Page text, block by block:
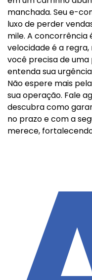
manchada. Seu e-
luxo de perder
mile. A concorrência
velocidade é a regra,
você precisa de
entenda sua
Não espere mais
sua operação. Fale
descubra como
no prazo e com a
merece,